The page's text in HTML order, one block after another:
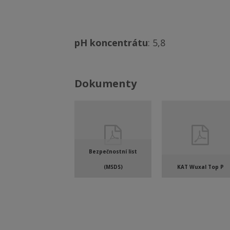
pH koncentrátu: 5,8
Dokumenty
Bezpečnostní list
(MSDS) KAT Wuxal Top P